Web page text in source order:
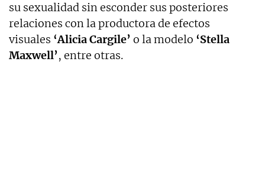
su sexualidad sin esconder sus posteriores
relaciones con la productora de efectos
visuales ‘Alicia Cargile’ o la modelo ‘Stella
Maxwell’, entre otras.